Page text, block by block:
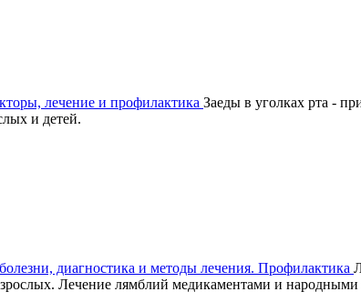
лечение и профилактика Заеды в уголках рта -
и детей.
диагностика и методы лечения. Профилактика
Лечение лямблий медикаментами и